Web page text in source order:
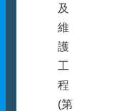
及
維
護
工
程
(第